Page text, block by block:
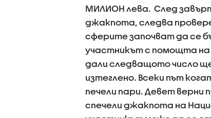
МИЛИОН лева. След
джакпота, следва
сферите започват да се
участникът с помощта на
дали следващото число
изтеглено. Всеки път
печели пари. Девет верни
спечели джакпота на